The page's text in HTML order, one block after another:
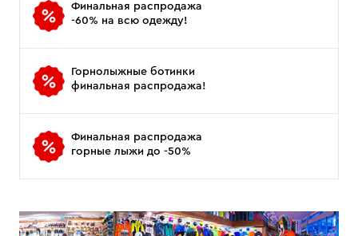
Финальная распродажа
-60% на всю одежду!
Горнолыжные ботинки
финальная распродажа!
Финальная распродажа
горные лыжи до -50%